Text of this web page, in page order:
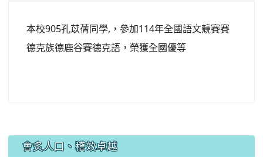
本校905孔苡蒨同學,，參加114年全國語文競賽賽
德克族德鹿谷賽德克語，榮獲全國優等
會炙人口、稽效卓越